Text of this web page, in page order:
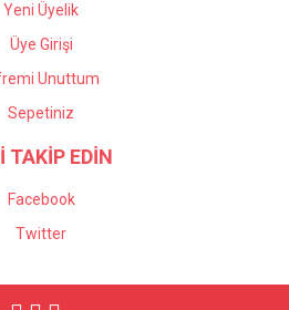
Yeni Üyelik
Üye Girişi
Unuttum
Sepetiniz
TAKİP EDİN
Facebook
Twitter